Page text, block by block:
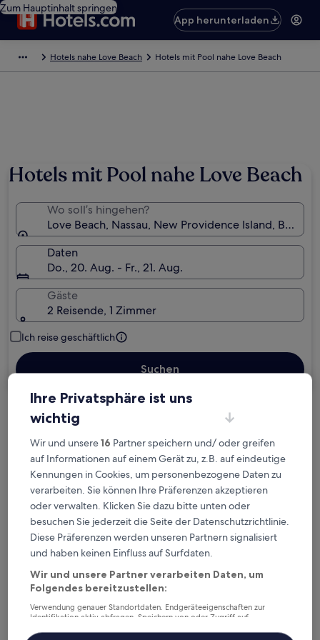
Zum Hauptinhalt springen
App herunterladen
Hotels nahe Love Beach Hotels mit Pool nahe Love Beach
Hotels mit Pool nahe Love Beach
Wo soll’s hingehen?
Love Beach, Nassau, New Providence Island,
Daten
Do., 20. Aug. - Fr., 21. Aug.
Gäste
2 Reisende, 1 Zimmer
Ich reise geschäftlich
Suchen
Kostenlose Stornierung bei
Planänderungen
Verdiene Prämien für jede
wahrgenommene Übernachtung
Mehr sparen mit Preisen für Mitglieder
Überprüfe die Preise für diese Daten
Heute
6. Aug. - 7. Aug.
Morgen
7. Aug. - 8. Aug.
Ihre Privatsphäre ist uns
wichtig
Wir und unsere16 Partner speichern und/ oder greifen
auf Informationen auf einem Gerät zu, z.B. auf eindeutige
Kennungen in Cookies, um personenbezogene Daten zu
verarbeiten. Sie können Ihre Präferenzen akzeptieren
oder verwalten. Klicken Sie dazu bitte unten oder
besuchen Sie jederzeit die Seite der Datenschutzrichtlinie.
Diese Präferenzen werden unseren Partnern signalisiert
und haben keinen Einfluss auf Surfdaten.
Wir und unsere Partner verarbeiten Daten, um
Folgendes bereitzustellen:
Verwendung genauer Standortdaten. Endgeräteeigenschaften zur
Identifikation aktiv abfragen. Speichern von oder Zugriff auf
Inhalte, Messung von Werbeleistung und der Performance von Inhalten,